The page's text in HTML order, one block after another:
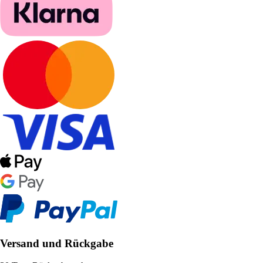
Versand und Rückgabe